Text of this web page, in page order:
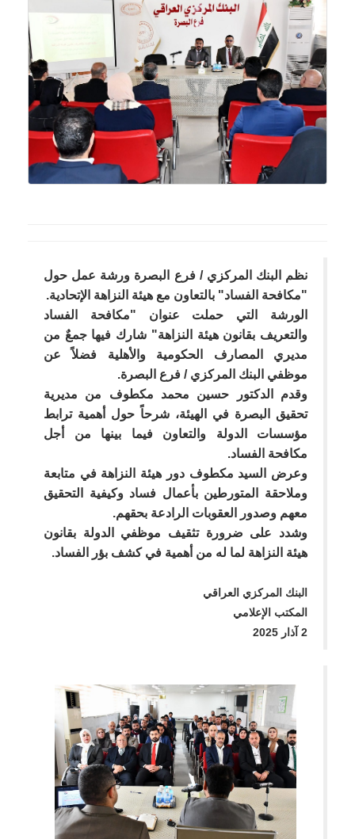
نظم البنك المركزي / فرع البصرة ورشة عمل حول
"مكافحة الفساد" بالتعاون مع هيئة النزاهة الإتحادية.
الورشة التي حملت عنوان "مكافحة الفساد
والتعريف بقانون هيئة النزاهة" شارك فيها جمعٌ من
مديري المصارف الحكومية والأهلية فضلاً عن
موظفي البنك المركزي / فرع البصرة.
وقدم الدكتور حسين محمد مكطوف من مديرية
تحقيق البصرة في الهيئة، شرحاً حول أهمية ترابط
مؤسسات الدولة والتعاون فيما بينها من أجل
مكافحة الفساد.
وعرض السيد مكطوف دور هيئة النزاهة في متابعة
وملاحقة المتورطين بأعمال فساد وكيفية التحقيق
معهم وصدور العقوبات الرادعة بحقهم.
وشدد على ضرورة تثقيف موظفي الدولة بقانون
هيئة النزاهة لما له من أهمية في كشف بؤر الفساد.
البنك المركزي العراقي
المكتب الإعلامي
2 آذار 2025